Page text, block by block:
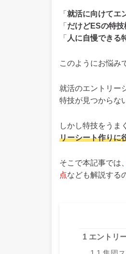
「 就活に向けてエ
「 だけどESの特
「 人に自慢できる
このようにお悩み
就活のエントリー
特技が見つからな
しかし特技をうま
リーシート作りに
そこで本記事では、
点なども解説する
1 エントリ